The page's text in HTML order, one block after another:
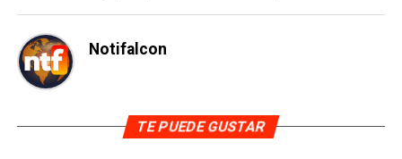
Notifalcon
TE PUEDE GUSTAR